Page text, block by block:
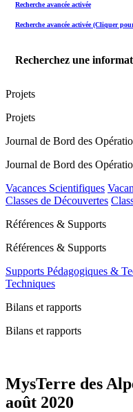
Recherche avancée activée
Recherche avancée activée (Cliquer
Recherchez une
Projets
Projets
Journal de Bord des
Journal de Bord des
Vacances Scientifiques
Classes de Découvertes
Références & Supports
Références & Supports
Supports Pédagogiques &
Techniques
Bilans et rapports
Bilans et rapports
MysTerre des
août 2020